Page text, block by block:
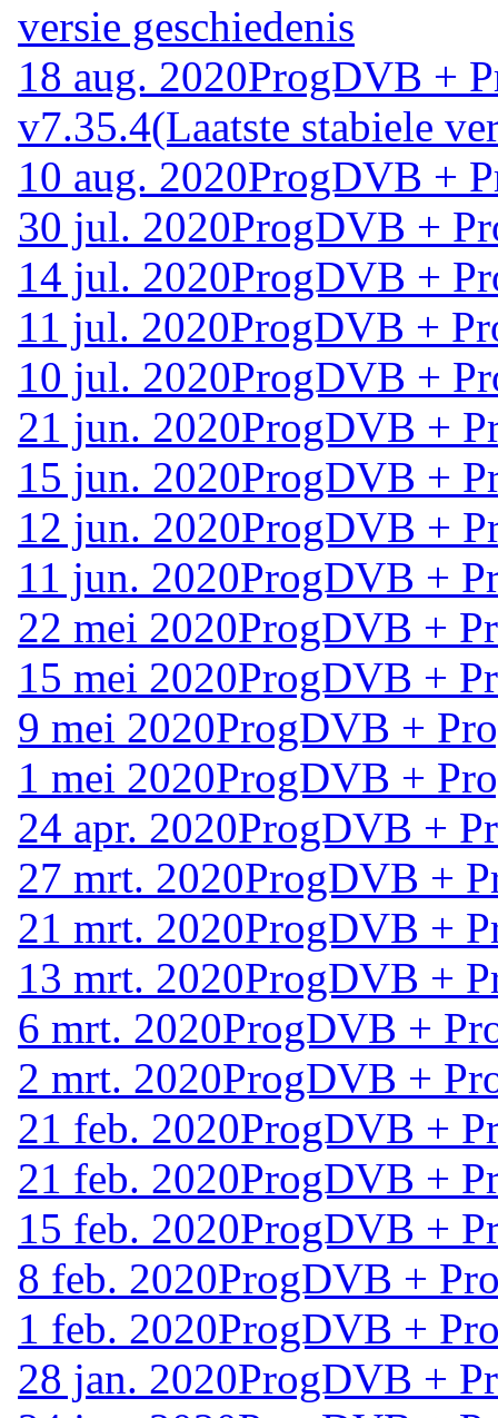
versie geschiedenis
18 aug. 2020ProgDVB +
v7.35.4(Laatste stabiele
10 aug. 2020ProgDVB +
30 jul. 2020ProgDVB +
14 jul. 2020ProgDVB +
11 jul. 2020ProgDVB +
10 jul. 2020ProgDVB +
21 jun. 2020ProgDVB +
15 jun. 2020ProgDVB +
12 jun. 2020ProgDVB +
11 jun. 2020ProgDVB +
22 mei 2020ProgDVB +
15 mei 2020ProgDVB +
9 mei 2020ProgDVB +
1 mei 2020ProgDVB +
24 apr. 2020ProgDVB +
27 mrt. 2020ProgDVB +
21 mrt. 2020ProgDVB +
13 mrt. 2020ProgDVB +
6 mrt. 2020ProgDVB +
2 mrt. 2020ProgDVB +
21 feb. 2020ProgDVB +
21 feb. 2020ProgDVB +
15 feb. 2020ProgDVB +
8 feb. 2020ProgDVB +
1 feb. 2020ProgDVB +
28 jan. 2020ProgDVB +